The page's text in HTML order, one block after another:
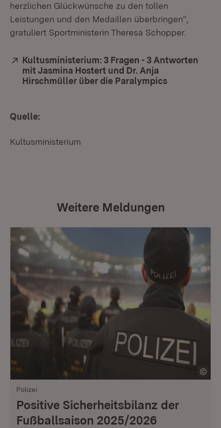
herzlichen Glückwünsche zu den tollen
Leistungen und den Medaillen überbringen“,
gratuliert Sportministerin Theresa Schopper.
Extern:
Kultusministerium: 3 Fragen - 3 Antworten
mit Jasmina Hostert und Dr. Anja
Hirschmüller über die Paralympics
Quelle:
Kultusministerium
Weitere Meldungen
Polizei
Positive Sicherheitsbilanz der
Fußballsaison 2025/2026